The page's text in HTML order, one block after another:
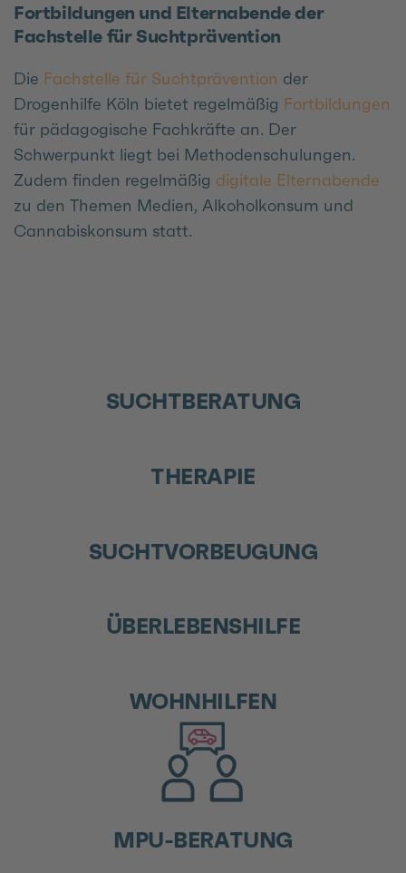
Fortbildungen und Elternabende der
Fachstelle für Suchtprävention
Die Fachstelle für Suchtprävention der
Drogenhilfe Köln bietet regelmäßig Fortbildungen
für pädagogische Fachkräfte an. Der
Schwerpunkt liegt bei Methodenschulungen.
Zudem finden regelmäßig digitale Elternabende
zu den Themen Medien, Alkoholkonsum und
Cannabiskonsum statt.
SUCHTBERATUNG
THERAPIE
SUCHTVORBEUGUNG
ÜBERLEBENSHILFE
WOHNHILFEN
MPU-BERATUNG